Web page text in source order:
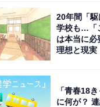
20年間「
学校も…「
は本当に必
理想と現実
「青春18
に何が？